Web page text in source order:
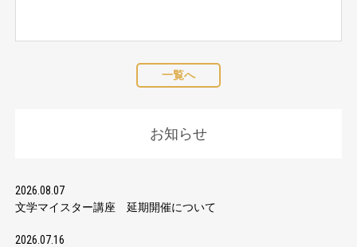
一覧へ
お知らせ
2026.08.07
文学マイスター講座 延期開催について
2026.07.16